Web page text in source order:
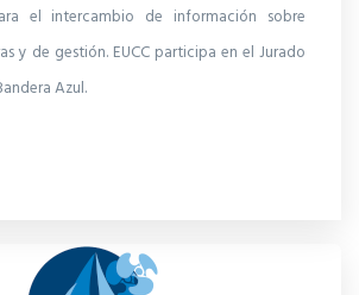
el intercambio de información sobre
y de gestión. EUCC participa en el Jurado
Azul.